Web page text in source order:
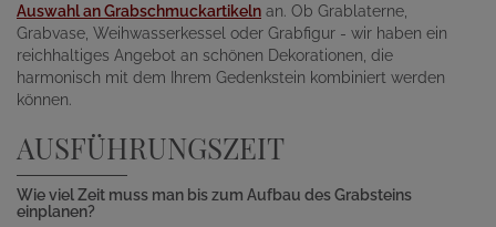
Auswahl an Grabschmuckartikeln an. Ob Grablaterne,
Grabvase, Weihwasserkessel oder Grabfigur - wir haben ein
reichhaltiges Angebot an schönen Dekorationen, die
harmonisch mit dem Ihrem Gedenkstein kombiniert werden
können.
AUSFÜHRUNGSZEIT
Wie viel Zeit muss man bis zum Aufbau des Grabsteins
einplanen?